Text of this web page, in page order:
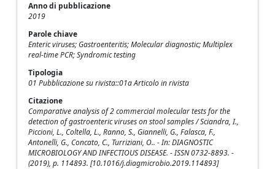
Anno di pubblicazione
2019
Parole chiave
Enteric viruses; Gastroenteritis; Molecular diagnostic; Multiplex
real-time PCR; Syndromic testing
Tipologia
01 Pubblicazione su rivista::01a Articolo in rivista
Citazione
Comparative analysis of 2 commercial molecular tests for the
detection of gastroenteric viruses on stool samples / Sciandra, I.,
Piccioni, L., Coltella, L., Ranno, S., Giannelli, G., Falasca, F.,
Antonelli, G., Concato, C., Turriziani, O.. - In: DIAGNOSTIC
MICROBIOLOGY AND INFECTIOUS DISEASE. - ISSN 0732-8893. -
(2019), p. 114893. [10.1016/j.diagmicrobio.2019.114893]